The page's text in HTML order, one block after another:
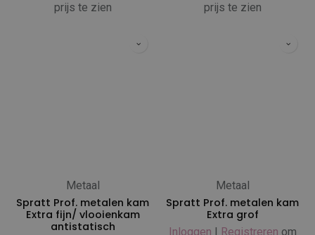
prijs te zien
prijs te zien
Metaal
Spratt Prof. metalen kam
Extra fijn/ vlooienkam
antistatisch
Metaal
Spratt Prof. metalen kam
Extra grof
Inloggen | Registreren om